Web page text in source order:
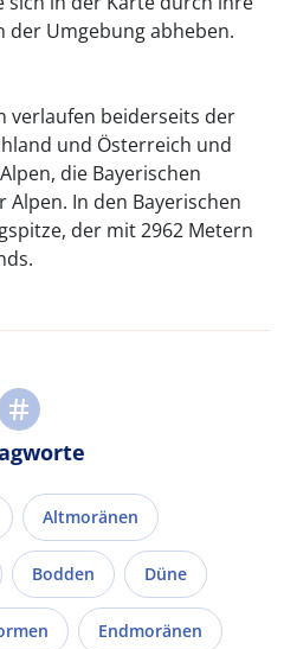
der Umgebung abheben.
verlaufen beiderseits der
und Österreich und
die Bayerischen
In den Bayerischen
der mit 2962 Metern
Altmoränen
Bodden Düne
Endmoränen